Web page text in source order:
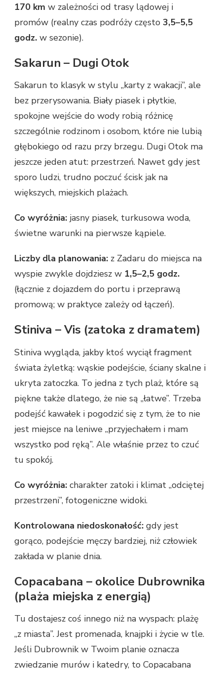
170 km w zależności od trasy lądowej i
promów (realny czas podróży często 3,5–5,5
godz. w sezonie).
Sakarun – Dugi Otok
Sakarun to klasyk w stylu „karty z wakacji”, ale
bez przerysowania. Biały piasek i płytkie,
spokojne wejście do wody robią różnicę
szczególnie rodzinom i osobom, które nie lubią
głębokiego od razu przy brzegu. Dugi Otok ma
jeszcze jeden atut: przestrzeń. Nawet gdy jest
sporo ludzi, trudno poczuć ścisk jak na
większych, miejskich plażach.
Co wyróżnia: jasny piasek, turkusowa woda,
świetne warunki na pierwsze kąpiele.
Liczby dla planowania: z Zadaru do miejsca na
wyspie zwykle dojdziesz w 1,5–2,5 godz.
(łącznie z dojazdem do portu i przeprawą
promową; w praktyce zależy od łączeń).
Stiniva – Vis (zatoka z dramatem)
Stiniva wygląda, jakby ktoś wyciął fragment
świata żyletką: wąskie podejście, ściany skalne i
ukryta zatoczka. To jedna z tych plaż, które są
piękne także dlatego, że nie są „łatwe”. Trzeba
podejść kawałek i pogodzić się z tym, że to nie
jest miejsce na leniwe „przyjechałem i mam
wszystko pod ręką”. Ale właśnie przez to czuć
tu spokój.
Co wyróżnia: charakter zatoki i klimat „odciętej
przestrzeni”, fotogeniczne widoki.
Kontrolowana niedoskonałość: gdy jest
gorąco, podejście męczy bardziej, niż człowiek
zakłada w planie dnia.
Copacabana – okolice Dubrownika
(plaża miejska z energią)
Tu dostajesz coś innego niż na wyspach: plażę
„z miasta”. Jest promenada, knajpki i życie w tle.
Jeśli Dubrownik w Twoim planie oznacza
zwiedzanie murów i katedry, to Copacabana